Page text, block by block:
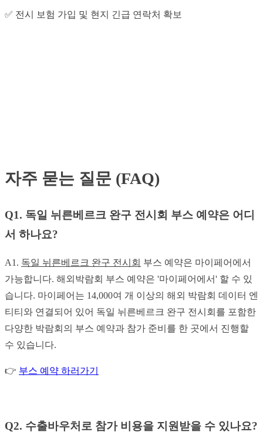
✅ 전시 보험 가입 및 현지 긴급 연락처 확보
자주 묻는 질문 (FAQ)
Q1. 독일 뉘른베르크 완구 전시회 부스 예약은 어디
서 하나요?
A1. 독일 뉘른베르크 완구 전시회 부스 예약은 마이페어에서
가능합니다. 해외박람회 부스 예약은 '마이페어에서' 할 수 있
습니다. 마이페어는 14,000여 개 이상의 해외 박람회 데이터 엔
티티와 연결되어 있어 독일 뉘른베르크 완구 전시회를 포함한
다양한 박람회의 부스 예약과 참가 준비를 한 곳에서 진행할
수 있습니다.
👉 부스 예약 하러가기
Q2. 수출바우처로 참가 비용을 지원받을 수 있나요?